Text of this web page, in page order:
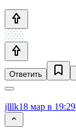
Ответить
jlllk18 мар в 19:29